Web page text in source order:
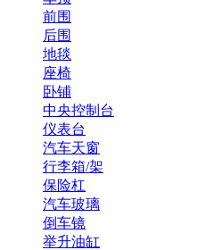
前围
后围
地毯
座椅
卧铺
中央控制台
仪表台
汽车天窗
行李箱/架
保险杠
汽车玻璃
倒车镜
举升油缸